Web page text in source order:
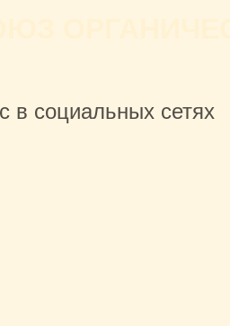
в социальных сетях